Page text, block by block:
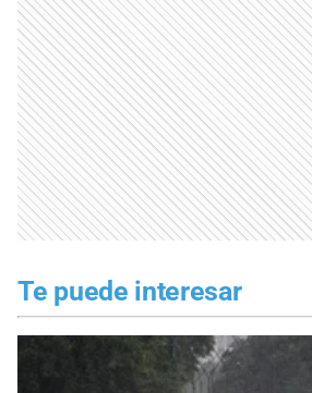
Te puede interesar